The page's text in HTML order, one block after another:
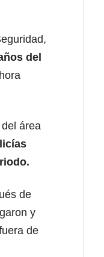
del
área
de
y
de